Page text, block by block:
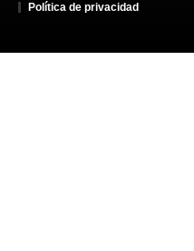
Política de privacidad